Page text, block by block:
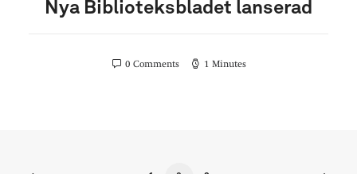
Nya Biblioteksbladet lanserad
0 Comments 1 Minutes